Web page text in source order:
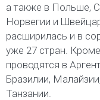
а также в Польше,
Норвегии и
расширилась и в
уже 27 стран.
проводятся в
Бразилии,
Танзании.